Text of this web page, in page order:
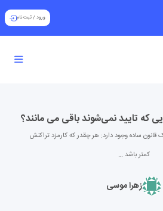
ورود /ثبت نام
که تایید نمی‌شوند باقی می مانند؟
ساده وجود دارد: هر چقدر که کارمزد تراکنش
کمتر باشد …
زهرا موسی